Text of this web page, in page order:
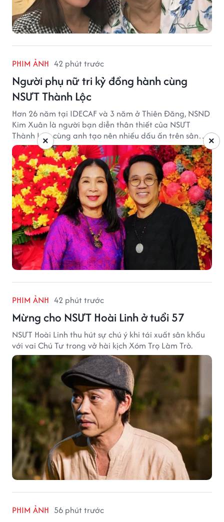
PHIM ẢNH 42 phút trước
Người phụ nữ tri kỷ đồng hành cùng
NSƯT Thành Lộc
Hơn 26 năm tại IDECAF và 3 năm ở Thiên Đăng, NSND
Kim Xuân là người bạn diễn thân thiết của NSƯT
Thành Lộc, cùng anh tạo nên nhiều dấu ấn trên sân
khấu.
PHIM ẢNH 42 phút trước
Mừng cho NSƯT Hoài Linh ở tuổi 57
NSƯT Hoài Linh thu hút sự chú ý khi tái xuất sân khấu
với vai Chú Tư trong vở hài kịch Xóm Trọ Làm Trò.
PHIM ẢNH 56 phút trước
×
×